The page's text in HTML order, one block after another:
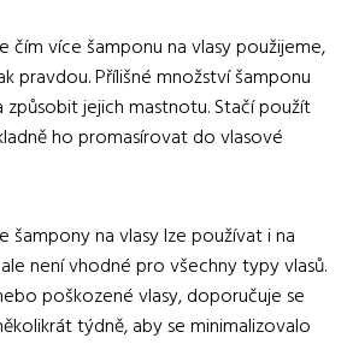
čím více šamponu na vlasy použijeme,
pravdou. Přílišné množství šamponu
jejich mastnotu. Stačí použít
ho promasírovat do vlasové
šampony na vlasy lze používat i na
není vhodné pro všechny typy vlasů.
poškozené vlasy, doporučuje se
týdně, aby se minimalizovalo